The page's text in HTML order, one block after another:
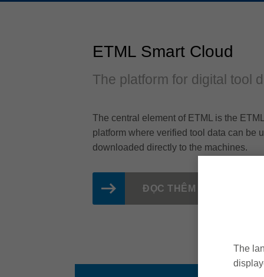
ETML Smart Cloud
The platform for digital tool
The central element of ETML is the
platform where verified tool data can be
downloaded directly to the machines.
ĐỌC THÊM
The